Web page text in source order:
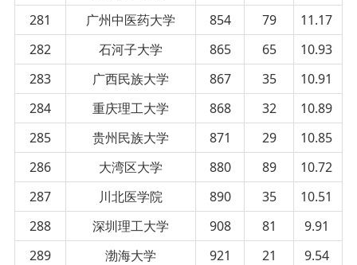
281
广州中医药大学 854 79
11.17
282
石河子大学 865 65
10.93
283
广西民族大学 867 35
10.91
284
重庆理工大学 868 32
10.89
285
贵州民族大学 871 29
10.85
286
大湾区大学 880 89
10.72
287
川北医学院 890 35
10.51
288
深圳理工大学 908 81
9.91
289
渤海大学 921 21
9.54